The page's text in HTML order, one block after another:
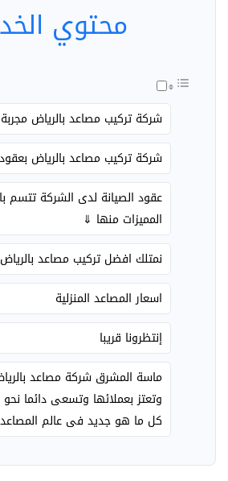
محتوي
شركة تركيب مصاعد بالرياض
شركة تركيب مصاعد بالرياض
عقود الصيانة لدى الشركة تتسم
المميزات منها ⇓
نمتلك افضل تركيب مصاعد بالرياض
اسعار المصاعد المنزلية
إنتظرونا قريبا
ماسة المشرق شركة مصاعد
وتعتز بعملائها وتسعى دائما
كل ما هو جديد فى عالم